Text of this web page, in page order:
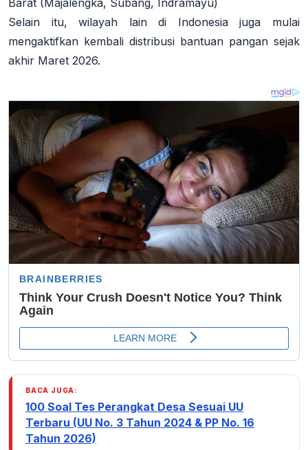
Selain itu, wilayah lain di Indonesia juga mulai
mengaktifkan kembali distribusi bantuan pangan sejak
akhir Maret 2026.
BACA JUGA:
100 Soal Tes Perangkat Desa Sesuai UU
Terbaru (UU No. 3 Tahun 2024 & PP No. 16
Tahun 2026)